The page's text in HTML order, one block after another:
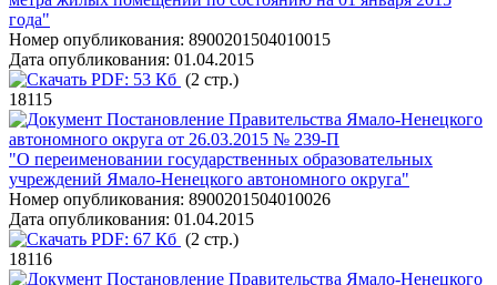
года"
Номер опубликования: 8900201504010015
Дата опубликования: 01.04.2015
PDF: 53 Кб (2 стр.)
18115
Постановление Правительства Ямало-Ненецкого
автономного округа от 26.03.2015 № 239-П
"О переименовании государственных образовательных
учреждений Ямало-Ненецкого автономного округа"
Номер опубликования: 8900201504010026
Дата опубликования: 01.04.2015
PDF: 67 Кб (2 стр.)
18116
Постановление Правительства Ямало-Ненецкого